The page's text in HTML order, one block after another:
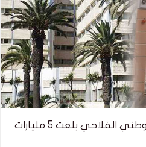
ديوان الحبوب لدى البنك الوطني الفلاحي بلغت 5 مليارات